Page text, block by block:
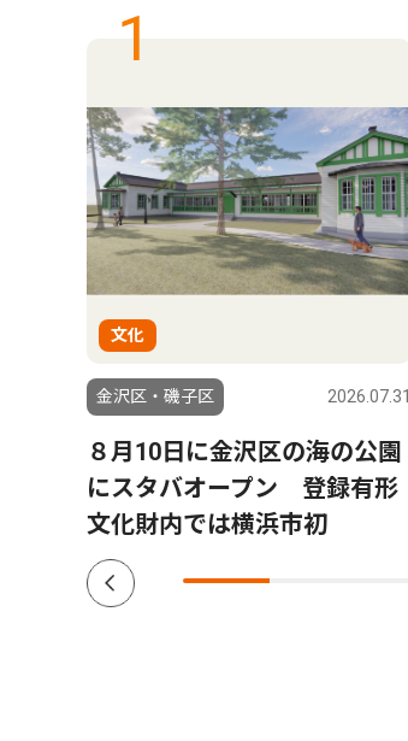
1
文化
金沢区・磯子区 2026.07.31
８月10日に金沢区の海の公園
にスタバオープン 登録有形
文化財内では横浜市初